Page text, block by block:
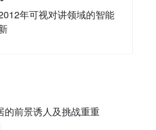
年可视对讲领域的智能
的前景诱人及挑战重重